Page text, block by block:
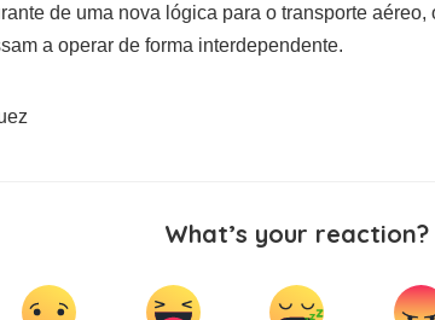
de uma nova lógica para o transporte
a operar de forma interdependente.
What’s your reaction?